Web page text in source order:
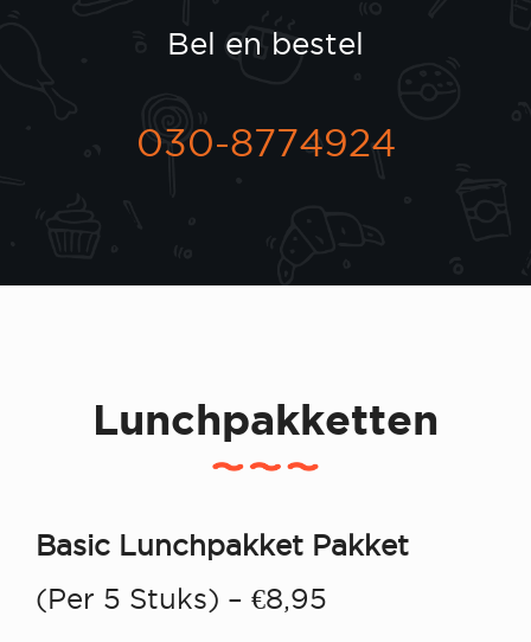
Bel en bestel
030-8774924
Lunchpakketten
Basic Lunchpakket Pakket
(Per 5 Stuks) – €8,95